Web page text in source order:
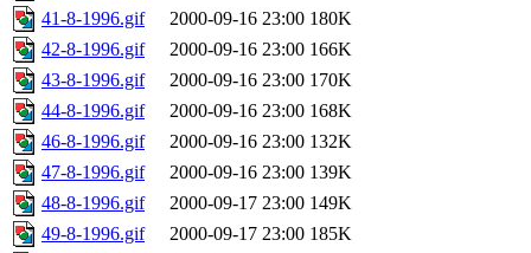
41-8-1996.gif
2000-09-16 23:00 180K
42-8-1996.gif
2000-09-16 23:00 166K
43-8-1996.gif
2000-09-16 23:00 170K
44-8-1996.gif
2000-09-16 23:00 168K
46-8-1996.gif
2000-09-16 23:00 132K
47-8-1996.gif
2000-09-16 23:00 139K
48-8-1996.gif
2000-09-17 23:00 149K
49-8-1996.gif
2000-09-17 23:00 185K